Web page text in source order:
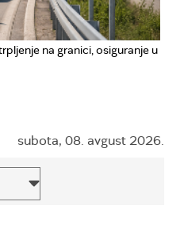
na granici, osiguranje u
subota, 08. avgust 2026.